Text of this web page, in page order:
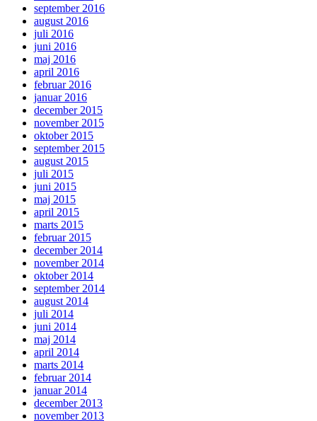
september 2016
august 2016
juli 2016
juni 2016
maj 2016
april 2016
februar 2016
januar 2016
december 2015
november 2015
oktober 2015
september 2015
august 2015
juli 2015
juni 2015
maj 2015
april 2015
marts 2015
februar 2015
december 2014
november 2014
oktober 2014
september 2014
august 2014
juli 2014
juni 2014
maj 2014
april 2014
marts 2014
februar 2014
januar 2014
december 2013
november 2013